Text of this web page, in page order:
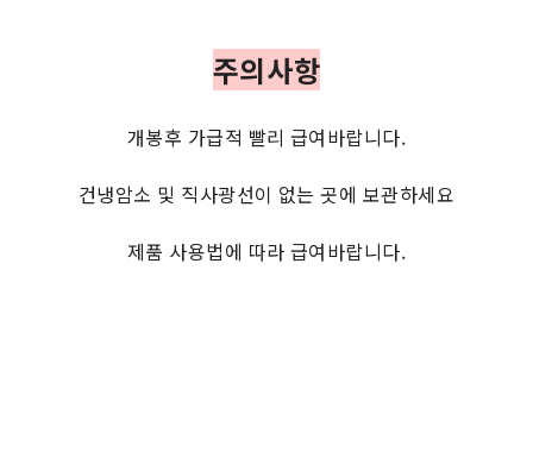
주의사항
개봉후 가급적 빨리 급여바랍니다.
건냉암소 및 직사광선이 없는 곳에 보관하세요
제품 사용법에 따라 급여바랍니다.